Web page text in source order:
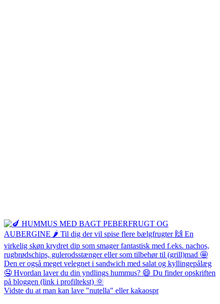
Vidste du at man kan lave "nutella" eller kakaospr